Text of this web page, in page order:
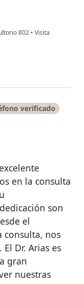
802 • Visita
verificado
en la consulta
son
el
consulta, nos
Dr. Arias es
gran
nuestras